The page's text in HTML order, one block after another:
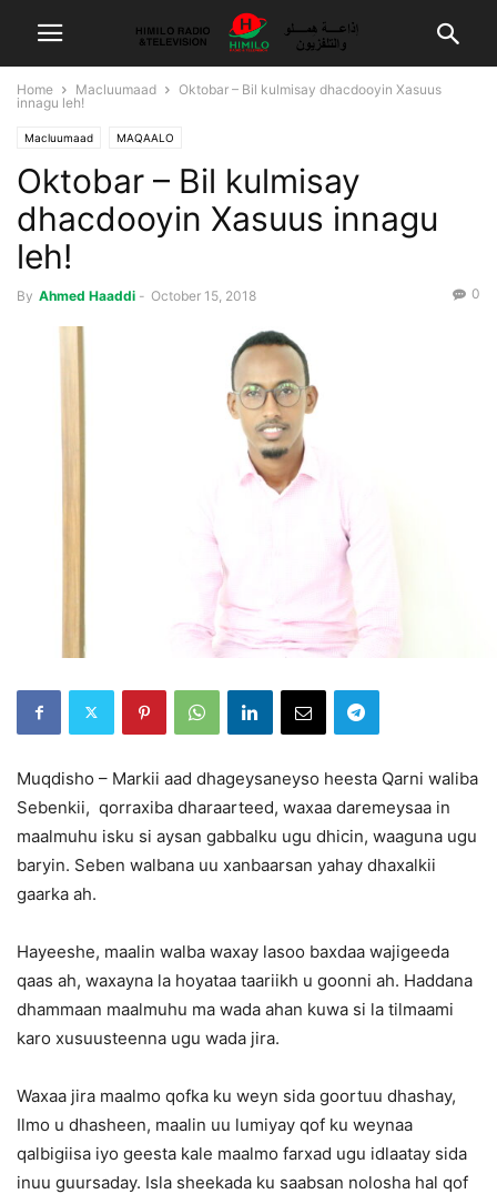
Home Macluumaad
Oktobar – Bil kulmisay dhacdooyin Xasuus
innagu leh!
Macluumaad MAQAALO
Oktobar – Bil kulmisay
dhacdooyin Xasuus innagu
leh!
By Ahmed Haaddi - October 15, 2018 0
Muqdisho – Markii aad dhageysaneyso heesta Qarni waliba
Sebenkii, qorraxiba dharaarteed, waxaa daremeysaa in
maalmuhu isku si aysan gabbalku ugu dhicin, waaguna ugu
baryin. Seben walbana uu xanbaarsan yahay dhaxalkii
gaarka ah.
Hayeeshe, maalin walba waxay lasoo baxdaa wajigeeda
qaas ah, waxayna la hoyataa taariikh u goonni ah. Haddana
dhammaan maalmuhu ma wada ahan kuwa si la tilmaami
karo xusuusteenna ugu wada jira.
Waxaa jira maalmo qofka ku weyn sida goortuu dhashay,
Ilmo u dhasheen, maalin uu lumiyay qof ku weynaa
qalbigiisa iyo geesta kale maalmo farxad ugu idlaatay sida
inuu guursaday. Isla sheekada ku saabsan nolosha hal qof